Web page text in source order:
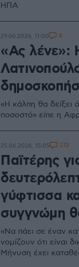
ΗΠΑ
«Ας λένε»:
«Η κάλπη θα δείξει
ποσοστό» είπε η
29.06.2026, 11:00 4
Παϊτέρης
γύφτισσα
συγγνώμη
«Να πάει σε έναν
νομίζουν ότι είναι
Μήνυση έχει
25.06.2026, 15:05 272